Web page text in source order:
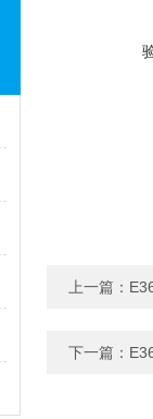
上一篇：
下一篇：